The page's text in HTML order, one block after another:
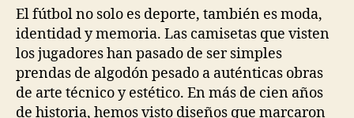
entrada
entrada
El fútbol no solo es deporte, también es moda,
identidad y memoria. Las camisetas que visten
los jugadores han pasado de ser simples
prendas de algodón pesado a auténticas obras
de arte técnico y estético. En más de cien años
de historia, hemos visto diseños que marcaron